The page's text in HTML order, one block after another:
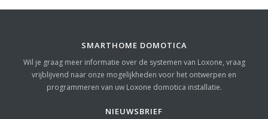
SMARTHOME DOMOTICA
Wil je graag meer informatie over de systemen van Loxone, vraag
vrijblijvend naar onze mogelijkheden voor het ontwerpen en
programmeren van uw Loxone domotica installatie.
NIEUWSBRIEF